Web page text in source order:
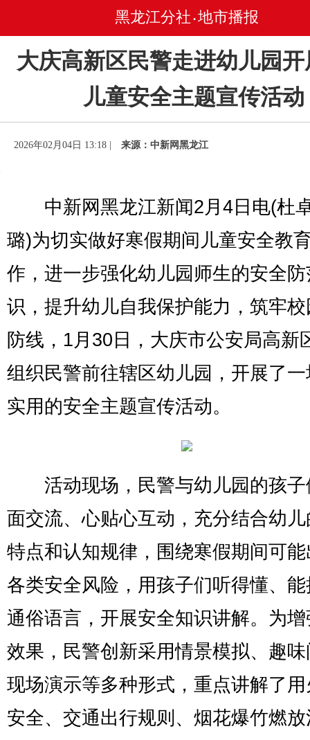
黑龙江分社 • 地市播报
大庆高新区民警走进幼儿园
儿童安全主题宣传活动
2026年02月04日 13:18 | 来源：中新网黑龙江
中新网黑龙江新闻2月4日电(杜
璐)为切实做好寒假期间儿童安全教
作，进一步强化幼儿园师生的安全
识，提升幼儿自我保护能力，筑牢
防线，1月30日，大庆市公安局高新
组织民警前往辖区幼儿园，开展了
实用的安全主题宣传活动。
活动现场，民警与幼儿园的孩子
面交流、心贴心互动，充分结合幼
特点和认知规律，围绕寒假期间可
各类安全风险，用孩子们听得懂、
通俗语言，开展安全知识讲解。为
效果，民警创新采用情景模拟、趣
现场演示等多种形式，重点讲解了
安全、交通出行规则、烟花爆竹燃